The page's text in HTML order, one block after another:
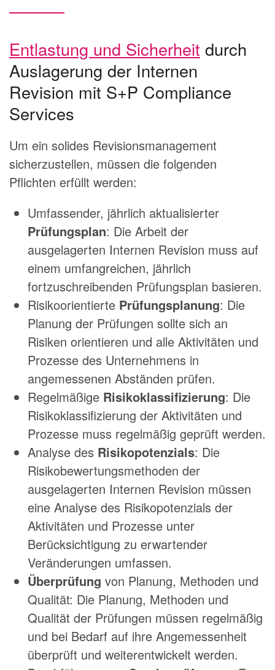
Entlastung und Sicherheit durch
Auslagerung der Internen
Revision mit S+P Compliance
Services
Um ein solides Revisionsmanagement
sicherzustellen, müssen die folgenden
Pflichten erfüllt werden:
Umfassender, jährlich aktualisierter
Prüfungsplan: Die Arbeit der
ausgelagerten Internen Revision muss auf
einem umfangreichen, jährlich
fortzuschreibenden Prüfungsplan basieren.
Risikoorientierte Prüfungsplanung: Die
Planung der Prüfungen sollte sich an
Risiken orientieren und alle Aktivitäten und
Prozesse des Unternehmens in
angemessenen Abständen prüfen.
Regelmäßige Risikoklassifizierung: Die
Risikoklassifizierung der Aktivitäten und
Prozesse muss regelmäßig geprüft werden.
Analyse des Risikopotenzials: Die
Risikobewertungsmethoden der
ausgelagerten Internen Revision müssen
eine Analyse des Risikopotenzials der
Aktivitäten und Prozesse unter
Berücksichtigung zu erwartender
Veränderungen umfassen.
Überprüfung von Planung, Methoden und
Qualität: Die Planung, Methoden und
Qualität der Prüfungen müssen regelmäßig
und bei Bedarf auf ihre Angemessenheit
überprüft und weiterentwickelt werden.